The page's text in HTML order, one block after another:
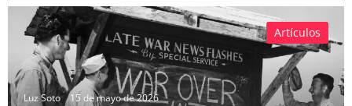
Luz Soto 15 de mayo de 2026
Artículos